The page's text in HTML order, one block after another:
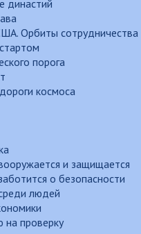
династий
Орбиты сотрудничества
порога
космоса
и защищается
о безопасности
людей
на проверку